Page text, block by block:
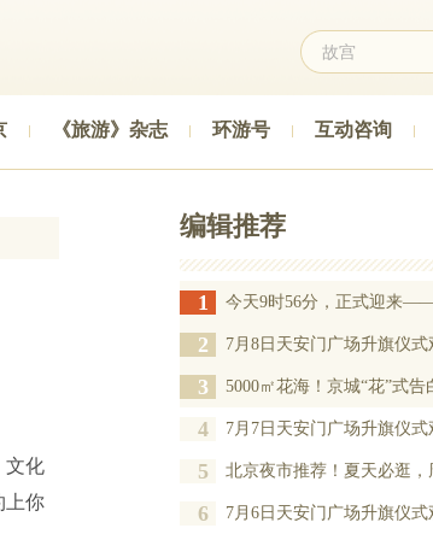
《旅游》杂志 环游号 互动咨询
文化
上你
编辑推荐
1 今天9时56分，正式迎来
2 7月8日天安门广场升旗仪
3 5000㎡花海！京城“花”式告
4 7月7日天安门广场升旗仪
5 北京夜市推荐！夏天必逛，周
6 7月6日天安门广场升旗仪